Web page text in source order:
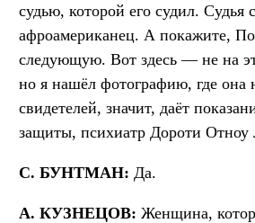
судью, которой его судил. Судья
афроамериканец. А покажите,
следующую. Вот здесь — не на
но я нашёл фотографию, где она
свидетелей, значит, даёт
защиты, психиатр Дороти Отноу
С. БУНТМАН: Да.
А. КУЗНЕЦОВ: Женщина,